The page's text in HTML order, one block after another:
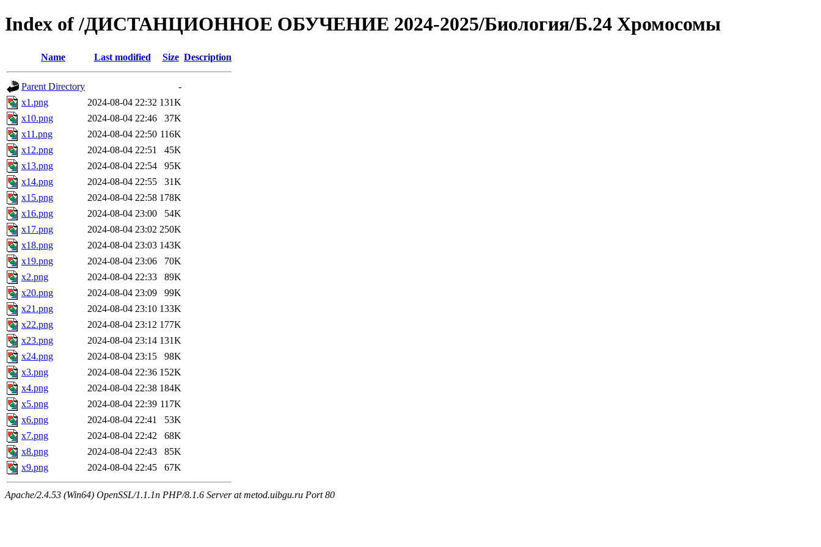
Index of /ДИСТАНЦИОННОЕ ОБУЧЕНИЕ 2024-2025/Биология/Б.24 Хромосомы
Name Last modified Size Description
Parent Directory
-
х1.png
2024-08-04 22:32 131K
х10.png
2024-08-04 22:46
37K
х11.png
2024-08-04 22:50 116K
х12.png
2024-08-04 22:51
45K
х13.png
2024-08-04 22:54
95K
х14.png
2024-08-04 22:55
31K
х15.png
2024-08-04 22:58 178K
х16.png
2024-08-04 23:00
54K
х17.png
2024-08-04 23:02 250K
х18.png
2024-08-04 23:03 143K
х19.png
2024-08-04 23:06
70K
х2.png
2024-08-04 22:33
89K
х20.png
2024-08-04 23:09
99K
х21.png
2024-08-04 23:10 133K
х22.png
2024-08-04 23:12 177K
х23.png
2024-08-04 23:14 131K
х24.png
2024-08-04 23:15
98K
х3.png
2024-08-04 22:36 152K
х4.png
2024-08-04 22:38 184K
х5.png
2024-08-04 22:39 117K
х6.png
2024-08-04 22:41
53K
х7.png
2024-08-04 22:42
68K
х8.png
2024-08-04 22:43
85K
х9.png
2024-08-04 22:45 67K
Apache/2.4.53 (Win64) OpenSSL/1.1.1n PHP/8.1.6 Server at metod.uibgu.ru Port 80